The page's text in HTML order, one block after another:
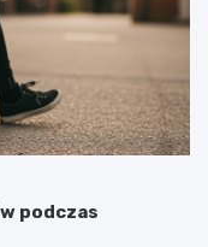
podczas